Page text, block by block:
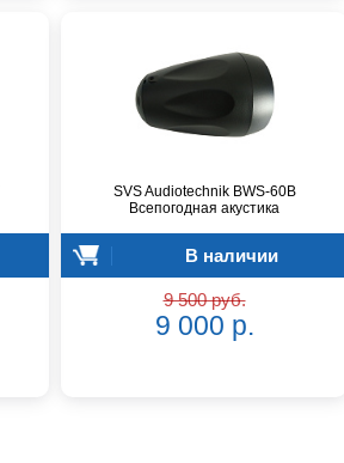
SVS Audiotechnik BWS-60B
Всепогодная акустика
В наличии
9 500 руб.
9 000 р.